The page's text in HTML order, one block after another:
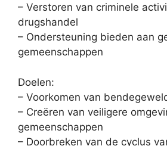
– Verstoren van criminele
drugshandel
– Ondersteuning bieden aan
gemeenschappen
Doelen:
– Voorkomen van
– Creëren van veiligere
gemeenschappen
– Doorbreken van de cyclus